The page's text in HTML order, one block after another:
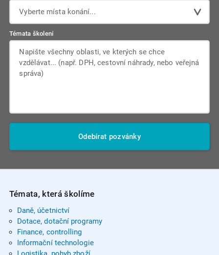
Vyberte místa konání...
Témata školení
Odebírat pozvánky
Témata, která školíme
Daně, účetnictví
Dotace, dotační programy
Finance, controlling
Informační technologie